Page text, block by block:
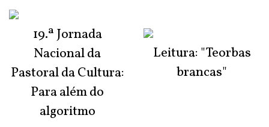
19.ª Jornada
Nacional da
Pastoral da Cultura:
Para além do
algoritmo
Leitura: "Teorbas
brancas"